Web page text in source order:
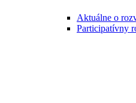
Aktuálne o
Participatívny